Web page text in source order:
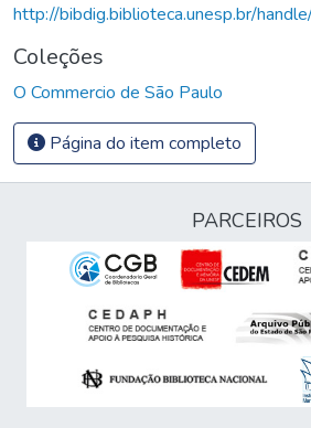
http://bibdig.biblioteca.unesp.br/
Coleções
O Commercio de São Paulo
Página do item completo
PARCEIROS